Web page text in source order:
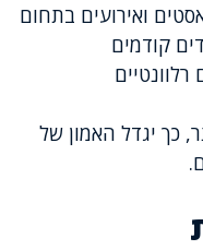
ואירועים בתחום
קודמים
כך יגדל האמון של